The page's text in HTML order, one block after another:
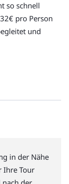
so schnell
pro Person
und
in der Nähe
Ihre Tour